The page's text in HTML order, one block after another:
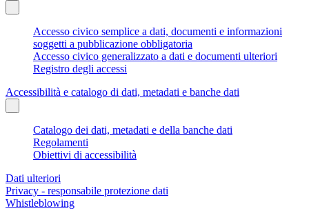
Accesso civico semplice a dati, documenti e informazioni
soggetti a pubblicazione obbligatoria
Accesso civico generalizzato a dati e documenti ulteriori
Registro degli accessi
Accessibilità e catalogo di dati, metadati e banche dati
Catalogo dei dati, metadati e della banche dati
Regolamenti
Obiettivi di accessibilità
Dati ulteriori
Privacy - responsabile protezione dati
Whistleblowing